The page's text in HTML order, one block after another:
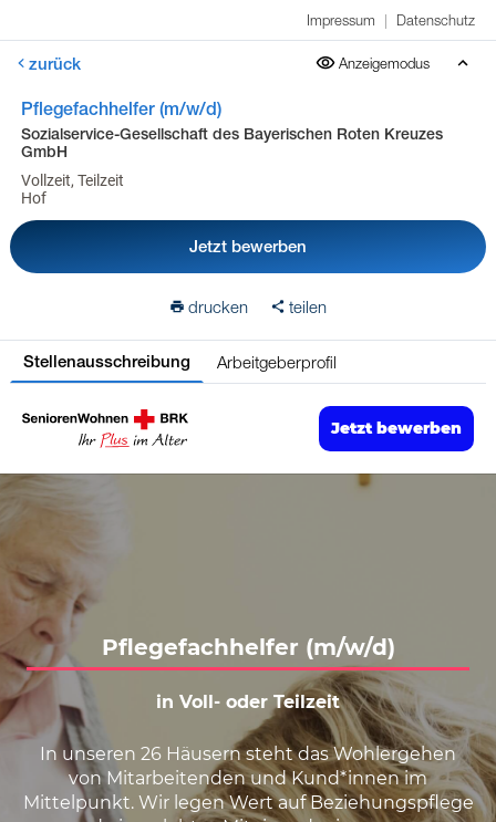
Impressum | Datenschutz
zurück Anzeigemodus
Pflegefachhelfer (m/w/d)
Sozialservice-Gesellschaft des Bayerischen Roten Kreuzes
GmbH
Vollzeit, Teilzeit
Hof
Jetzt bewerben
drucken teilen
Stellenausschreibung Arbeitgeberprofil